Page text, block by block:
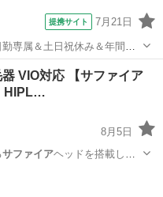
提携サイト 7月21日
専属＆土日祝休み＆年間休
ー通勤OK＆無料駐車場あり
県常陸大宮市》 人気の
器 VIO対応 【サファイア
HIPL…
8月5日
サファイアヘッドを搭載し、